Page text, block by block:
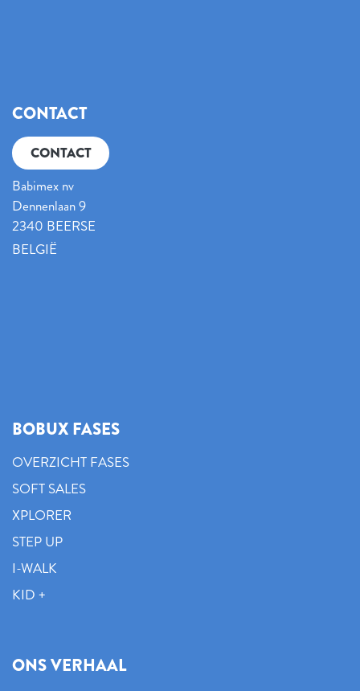
CONTACT
CONTACT
Babimex nv
Dennenlaan 9
2340 BEERSE
BELGIË
BOBUX FASES
OVERZICHT FASES
SOFT SALES
XPLORER
STEP UP
I-WALK
KID +
ONS VERHAAL